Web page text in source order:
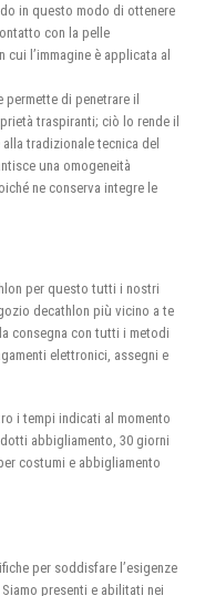
in questo modo di ottenere
con la pelle
l’immagine è applicata al
di penetrare il
traspiranti; ciò lo rende il
tradizionale tecnica del
una omogeneità
ne conserva integre le
per questo tutti i nostri
decathlon più vicino a te
consegna con tutti i metodi
elettronici, assegni e
i tempi indicati al momento
abbigliamento, 30 giorni
costumi e abbigliamento
per soddisfare l’esigenze
presenti e abilitati nei